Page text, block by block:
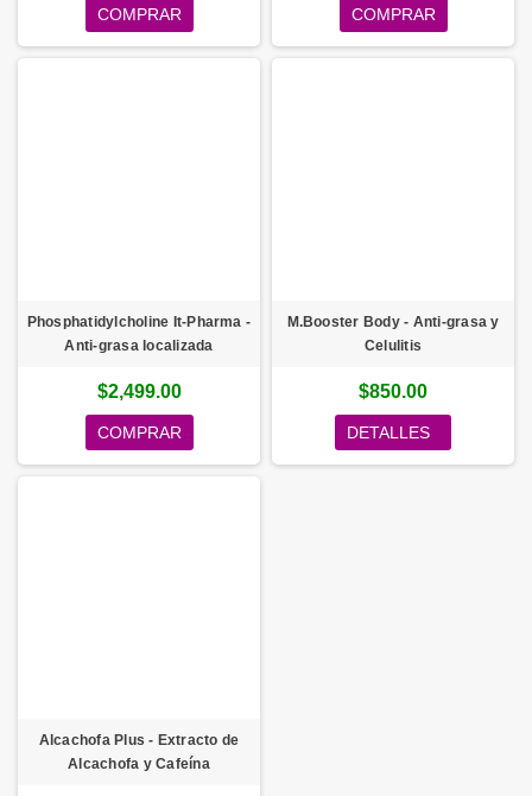
COMPRAR COMPRAR
Phosphatidylcholine It-Pharma -
Anti-grasa localizada
$2,499.00
COMPRAR
M.Booster Body - Anti-grasa y
Celulitis
$850.00
DETALLES
Alcachofa Plus - Extracto de
Alcachofa y Cafeína